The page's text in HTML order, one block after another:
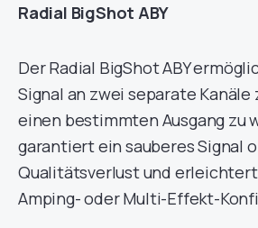
Radial BigShot ABY
Der Radial BigShot ABY
Signal an zwei separate Kanäle
einen bestimmten Ausgang zu
garantiert ein sauberes Signal
Qualitätsverlust und
Amping- oder Multi-Effekt-